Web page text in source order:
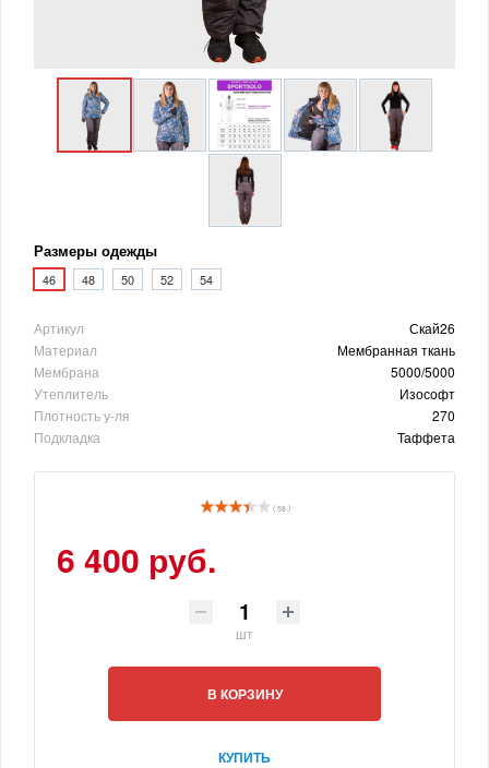
Размеры одежды
46 48 50 52 54
Артикул
Скай26
Материал
Мембранная ткань
Мембрана
5000/5000
Утеплитель
Изософт
Плотность у-ля
270
Подкладка
Таффета
( 58 )
6 400 руб.
шт
В КОРЗИНУ
КУПИТЬ